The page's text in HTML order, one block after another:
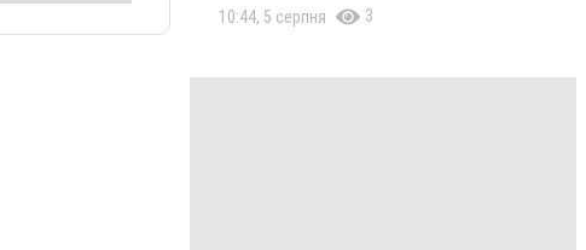
10:44, 5 серпня 3